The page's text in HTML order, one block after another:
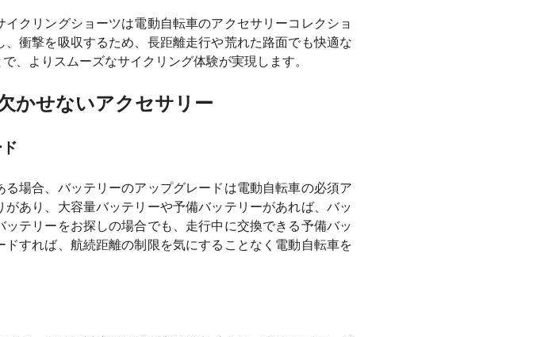
クリングショーツは電動自転車のアクセサリーコレクショ
衝撃を吸収するため、長距離走行や荒れた路面でも快適な
、よりスムーズなサイクリング体験が実現します。
かせないアクセサリー
場合、バッテリーのアップグレードは電動自転車の必須ア
あり、大容量バッテリーや予備バッテリーがあれば、バッ
テリーをお探しの場合でも、走行中に交換できる予備バッ
すれば、航続距離の制限を気にすることなく電動自転車を